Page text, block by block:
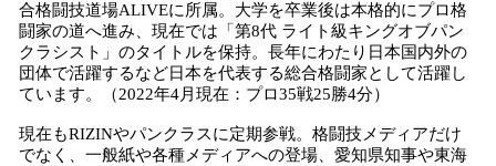
合格闘技道場ALIVEに所属。大学を卒業後は本格的にプロ格
闘家の道へ進み、現在では「第8代 ライト級キングオブパン
クラシスト」のタイトルを保持。長年にわたり日本国内外の
団体で活躍するなど日本を代表する総合格闘家として活躍し
ています。（2022年4月現在：プロ35戦25勝4分）
現在もRIZINやパンクラスに定期参戦。格闘技メディアだけ
でなく、一般紙や各種メディアへの登場、愛知県知事や東海